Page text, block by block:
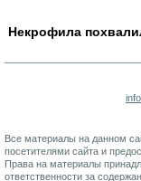
Некрофила
Все материалы на данном
посетителями сайта и
Права на материалы
ответственности за